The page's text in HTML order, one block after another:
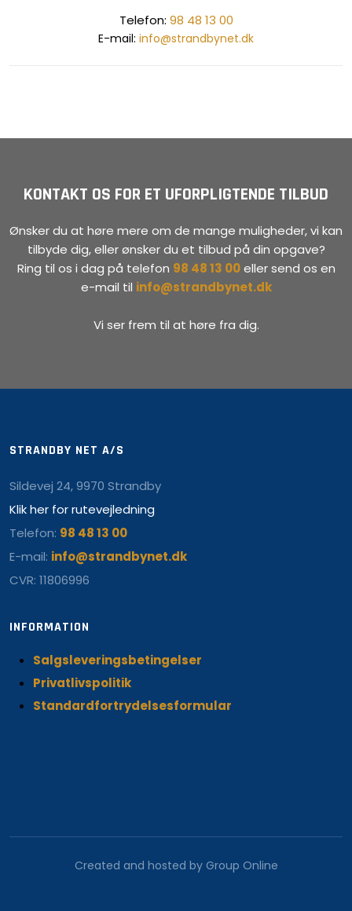
​Telefon: 98 48 13 00
E-mail: info@strandbynet.dk
KONTAKT OS FOR ET UFORPLIGTENDE TILBUD
Ønsker du at høre mere om de mange muligheder, vi kan
tilbyde dig, eller ønsker du et tilbud på din opgave?
Ring til os i dag på telefon 98 48 13 00eller send os en
e-mail til info@strandbynet.dk
Vi ser frem til at høre fra dig.
STRANDBY NET A/S
Sildevej 24, 9970 Strandby
Klik her for rutevejledning
Telefon: 98 48 13 00
E-mail: info@strandbynet.dk
CVR: 11806996
INFORMATION
Salgsleveringsbetingelser
Privatlivspolitik
Standardfortrydelsesformular
Created and hosted by Group Online